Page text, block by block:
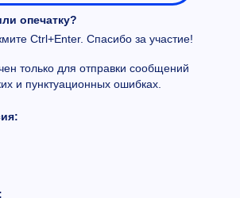
опечатку?
Ctrl+Enter. Спасибо за участие!
только для отправки сообщений
и пунктуационных ошибках.